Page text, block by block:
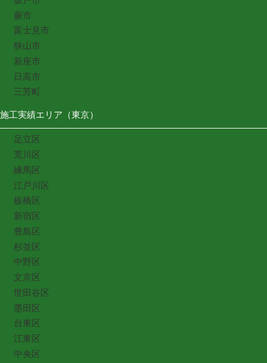
蕨市
富士見市
狭山市
新座市
日高市
三芳町
施工実績エリア（東京）
足立区
荒川区
練馬区
江戸川区
板橋区
新宿区
豊島区
杉並区
中野区
文京区
世田谷区
墨田区
台東区
江東区
中央区